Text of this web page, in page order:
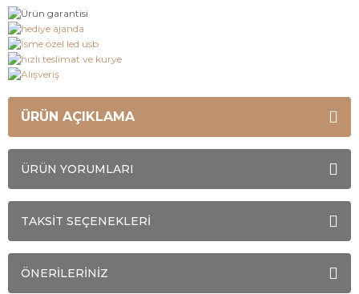
ÜRÜN AÇIKLAMA
ÜRÜN YORUMLARI
TAKSİT SEÇENEKLERİ
ÖNERİLERİNİZ